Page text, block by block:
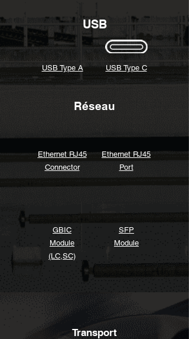
USB
USB Type A USB Type C
Réseau
Ethernet RJ45
Connector
Ethernet RJ45
Port
GBIC
Module
(LC,SC)
SFP
Module
Transport